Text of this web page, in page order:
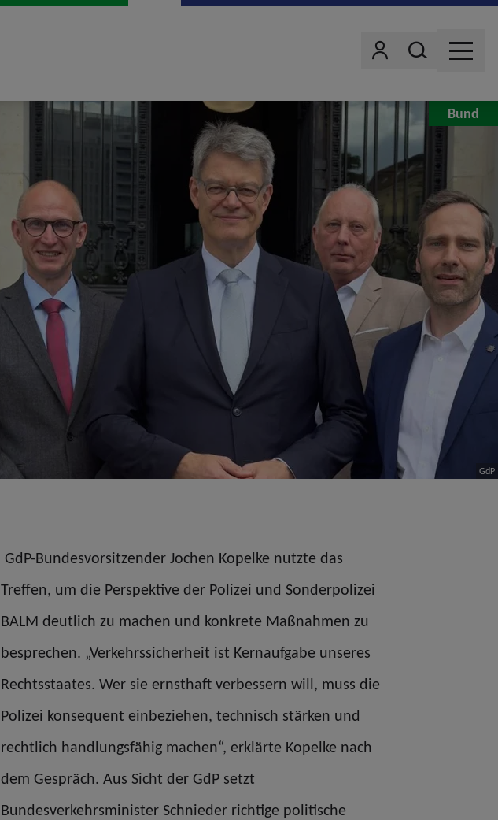
Benutzer
Wonach suchst
MENU
GdP
Bund
GdP-Bundesvorsitzender Jochen Kopelke nutzte das
Treffen, um die Perspektive der Polizei und Sonderpolizei
BALM deutlich zu machen und konkrete Maßnahmen zu
besprechen. „Verkehrssicherheit ist Kernaufgabe unseres
Rechtsstaates. Wer sie ernsthaft verbessern will, muss die
Polizei konsequent einbeziehen, technisch stärken und
rechtlich handlungsfähig machen“, erklärte Kopelke nach
dem Gespräch. Aus Sicht der GdP setzt
Bundesverkehrsminister Schnieder richtige politische